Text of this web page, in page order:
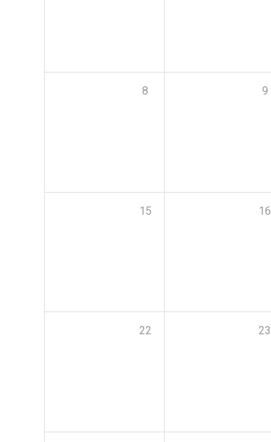
8 9
15 16
22 23